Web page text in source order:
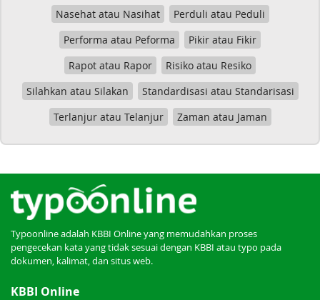
Nasehat atau Nasihat
Perduli atau Peduli
Performa atau Peforma
Pikir atau Fikir
Rapot atau Rapor
Risiko atau Resiko
Silahkan atau Silakan
Standardisasi atau Standarisasi
Terlanjur atau Telanjur
Zaman atau Jaman
Typoonline adalah KBBI Online yang memudahkan proses
pengecekan kata yang tidak sesuai dengan KBBI atau typo pada
dokumen, kalimat, dan situs web.
KBBI Online